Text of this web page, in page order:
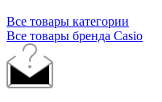
Все товары категории
Все товары бренда Casio